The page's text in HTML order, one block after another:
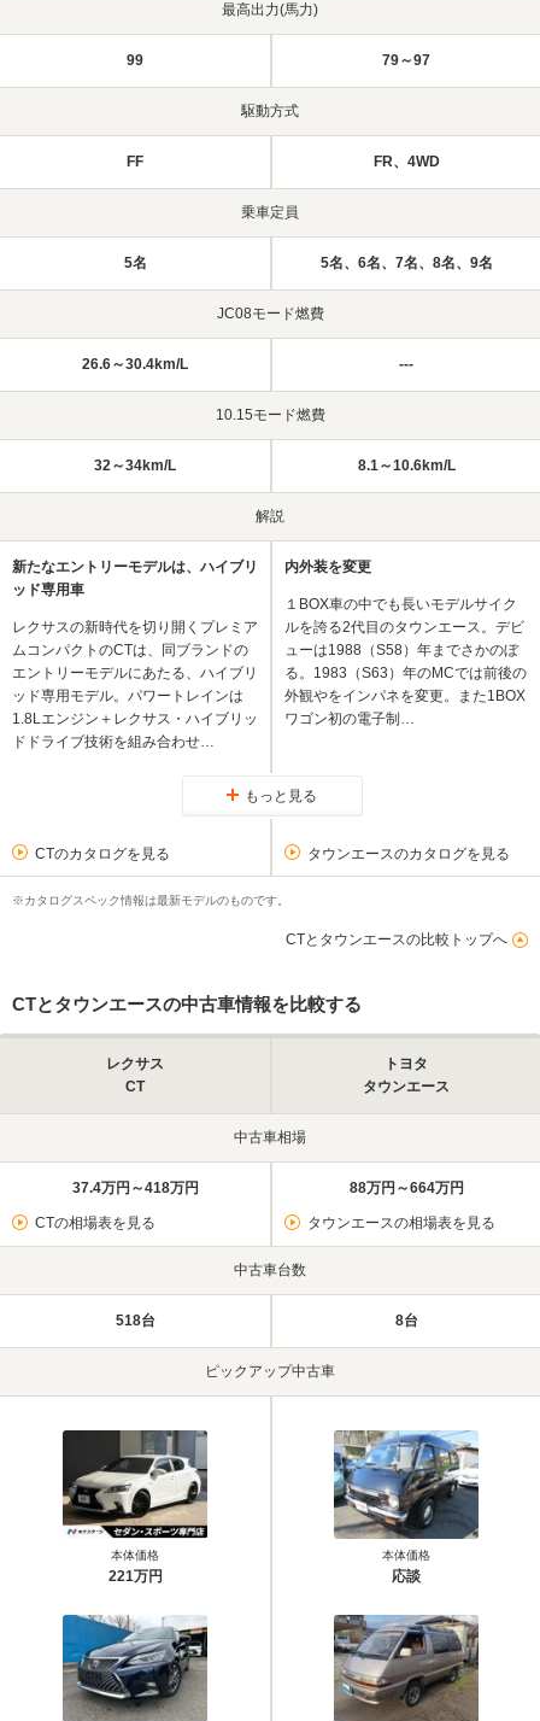
最高出力(馬力)
99 79～97
駆動方式
FF FR、4WD
乗車定員
5名 5名、6名、7名、8名、9名
JC08モード燃費
26.6～30.4km/L ---
10.15モード燃費
32～34km/L 8.1～10.6km/L
解説
新たなエントリーモデルは、ハイブリ
ッド専用車
レクサスの新時代を切り開くプレミア
ムコンパクトのCTは、同ブランドの
エントリーモデルにあたる、ハイブリ
ッド専用モデル。パワートレインは
1.8Lエンジン＋レクサス・ハイブリッ
ドドライブ技術を組み合わせ…
内外装を変更
１BOX車の中でも長いモデルサイク
ルを誇る2代目のタウンエース。デビ
ューは1988（S58）年までさかのぼ
る。1983（S63）年のMCでは前後の
外観やをインパネを変更。また1BOX
ワゴン初の電子制…
もっと見る
CTのカタログを見る タウンエースのカタログを見る
※カタログスペック情報は最新モデルのものです。
CTとタウンエースの比較トップへ
CTとタウンエースの中古車情報を比較する
レクサス
CT
トヨタ
タウンエース
中古車相場
37.4万円～418万円
CTの相場表を見る
88万円～664万円
タウンエースの相場表を見る
中古車台数
518台 8台
ピックアップ中古車
本体価格
221万円
本体価格
応談